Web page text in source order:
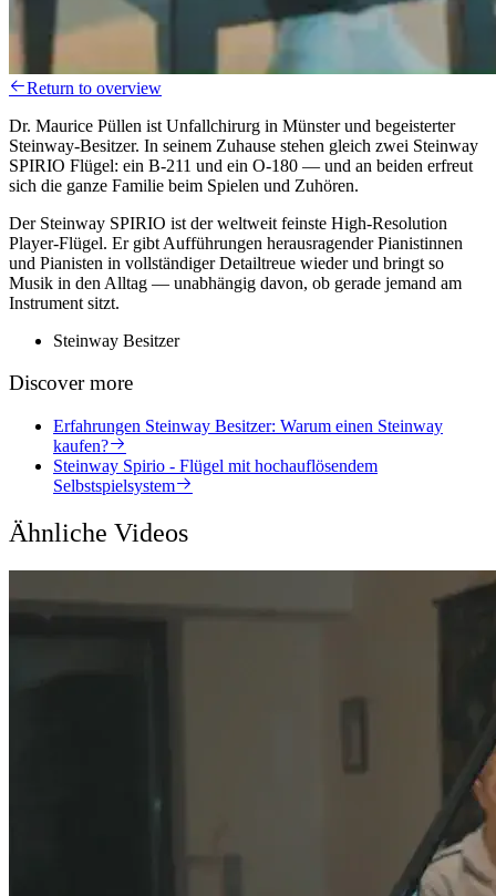
Return to overview
Dr. Maurice Püllen ist Unfallchirurg in Münster und begeisterter
Steinway-Besitzer. In seinem Zuhause stehen gleich zwei Steinway
SPIRIO Flügel: ein B-211 und ein O-180 — und an beiden erfreut
sich die ganze Familie beim Spielen und Zuhören.
Der Steinway SPIRIO ist der weltweit feinste High-Resolution
Player-Flügel. Er gibt Aufführungen herausragender Pianistinnen
und Pianisten in vollständiger Detailtreue wieder und bringt so
Musik in den Alltag — unabhängig davon, ob gerade jemand am
Instrument sitzt.
Steinway Besitzer
Discover more
Erfahrungen Steinway Besitzer: Warum einen Steinway
kaufen?
Steinway Spirio - Flügel mit hochauflösendem
Selbstspielsystem
Ähnliche Videos